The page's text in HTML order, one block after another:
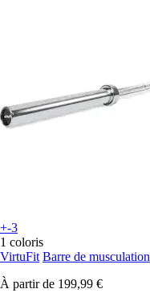
+-3
1 coloris
VirtuFit Barre de musculation
À partir de 199,99 €